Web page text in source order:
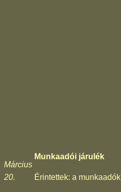
Március
20.
Munkaadói járulék
Érintettek: a munkaadók